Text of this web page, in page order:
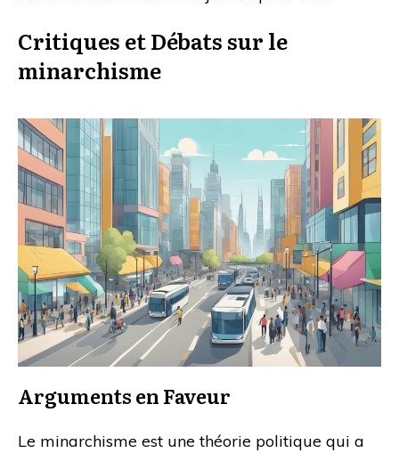
Critiques et Débats sur le
minarchisme
Arguments en Faveur
Le minarchisme est une théorie politique qui a